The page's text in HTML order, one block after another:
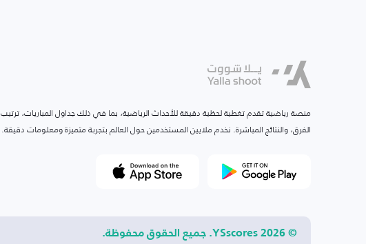
منصة رياضية تقدم تغطية لحظية دقيقة للأحداث الرياضية، بما في ذلك جداول المباريات، ترتيب
الفرق، والنتائج المباشرة. نخدم ملايين المستخدمين حول العالم بتجربة متميزة ومعلومات دقيقة.
© 2026 YSscores. جميع الحقوق محفوظة.